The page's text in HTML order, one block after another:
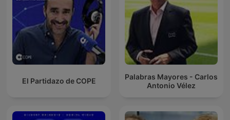
El Partidazo de COPE
Palabras Mayores - Carlos
Antonio Vélez